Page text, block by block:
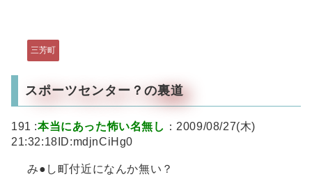
三芳町
スポーツセンター？の裏道
191 :本当にあった怖い名無し ：2009/08/27(木)
21:32:18ID:mdjnCiHg0
み●し町付近になんか無い？